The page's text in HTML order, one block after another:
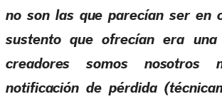
no son las que parecían ser en
sustento que ofrecían era una
creadores somos nosotros
notificación de pérdida